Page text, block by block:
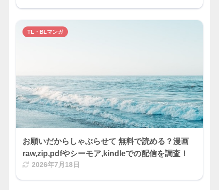
お願いだからしゃぶらせて 無料で読める？漫画
raw,zip,pdfやシーモア,kindleでの配信を調査！
2026年7月18日
TL・BLマンガ